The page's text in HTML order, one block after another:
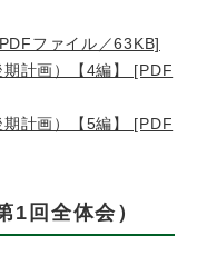
ファイル／63KB]
計画）【4編】 [PDF
計画）【5編】 [PDF
1回全体会）